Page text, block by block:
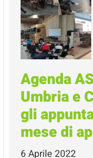
Agenda
Umbria e
gli
mese di
6 Aprile 2022